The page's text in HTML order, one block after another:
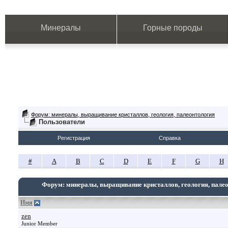
Минералы Горные породы
Форум: минералы, выращивание кристаллов, геология, палеонтология
Пользователи
Регистрация Справка
# A B C D E F G H
Форум: минералы, выращивание кристаллов, геология,
Имя
zen
Junior Member